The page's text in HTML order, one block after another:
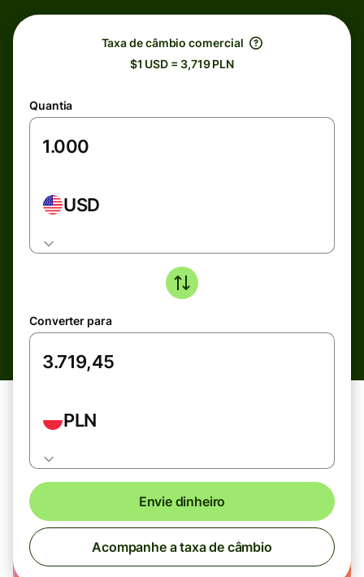
Taxa de câmbio comercial
$1 USD = 3,719 PLN
Quantia
USD
Converter para
PLN
Envie dinheiro
Acompanhe a taxa de câmbio